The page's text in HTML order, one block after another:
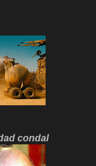
condal